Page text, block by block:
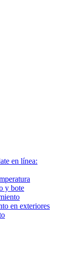
en línea:
y bote
en exteriores